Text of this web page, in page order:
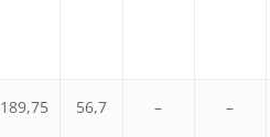
189,75 56,7 – –